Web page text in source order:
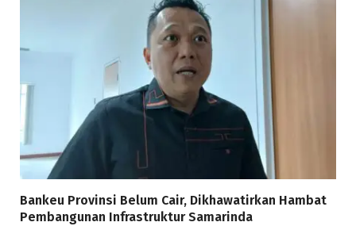
Bankeu Provinsi Belum Cair, Dikhawatirkan Hambat
Pembangunan Infrastruktur Samarinda